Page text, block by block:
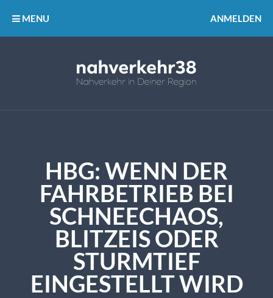
MENU ANMELDEN
HBG: WENN DER
FAHRBETRIEB BEI
SCHNEECHAOS,
BLITZEIS ODER
STURMTIEF
EINGESTELLT WIRD